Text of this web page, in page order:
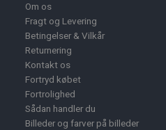
Om os
Fragt og Levering
Betingelser & Vilkår
Returnering
Kontakt os
Fortryd købet
Fortrolighed
Sådan handler du
Billeder og farver på billeder